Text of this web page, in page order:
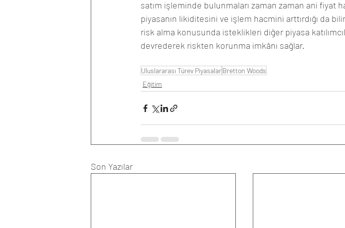
satım işleminde bulunmaları zaman zaman ani fiyat
piyasanın likiditesini ve işlem hacmini arttırdığı da
risk alma konusunda isteklikleri diğer piyasa
devrederek riskten korunma imkânı sağlar.
Uluslararası Türev PiyasalarBretton Woods
Eğitim
Son Yazılar